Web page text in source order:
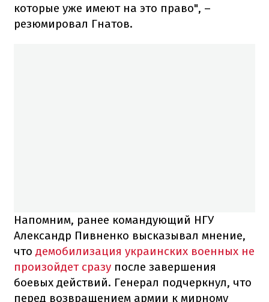
которые уже имеют на это право", –
резюмировал Гнатов.
Напомним, ранее командующий НГУ
Александр Пивненко высказывал мнение,
что демобилизация украинских военных не
произойдет сразу после завершения
боевых действий. Генерал подчеркнул, что
перед возвращением армии к мирному